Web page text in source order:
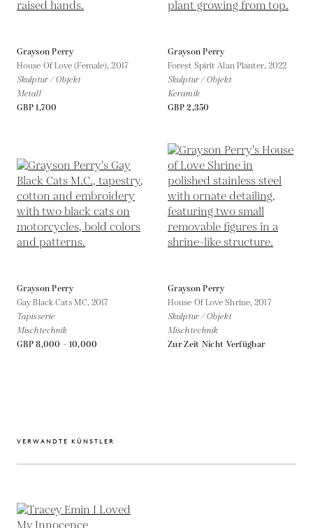
Grayson Perry
House Of Love (Female),2017
Skulptur / Objekt
Metall
GBP 1,700
Grayson Perry
Forest Spirit Alan Planter, 2022
Skulptur / Objekt
Keramik
GBP 2,350
Grayson Perry
Gay Black Cats MC, 2017
Tapisserie
Mischtechnik
GBP 8,000 - 10,000
Grayson Perry
House Of Love Shrine,2017
Skulptur / Objekt
Mischtechnik
Zur Zeit Nicht Verfügbar
VERWANDTE KÜNSTLER